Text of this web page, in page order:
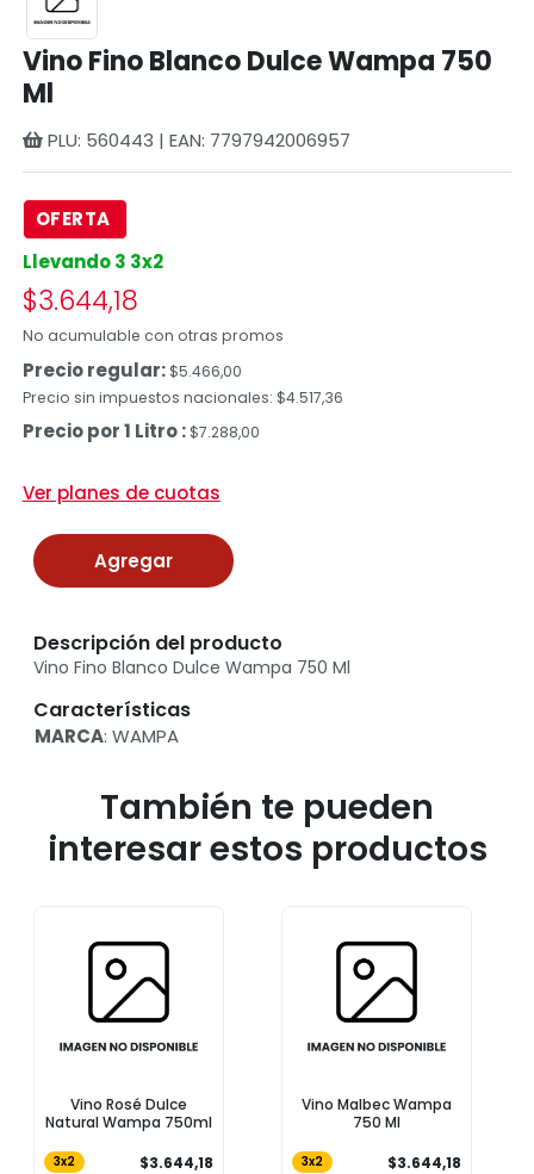
Vino Fino Blanco Dulce Wampa 750
Ml
PLU: 560443 | EAN: 7797942006957
OFERTA
Llevando 3 3x2
$3.644,18
No acumulable con otras promos
Precio regular:$5.466,00
Precio sin impuestos nacionales: $4.517,36
Precio por 1 Litro : $7.288,00
Ver planes de cuotas
Agregar
Descripción del producto
Vino Fino Blanco Dulce Wampa 750 Ml
Características
MARCA: WAMPA
También te pueden
interesar estos productos
Vino Rosé Dulce
Natural Wampa 750ml
3x2 $3.644,18
Vino Malbec Wampa
750 Ml
3x2 $3.644,18